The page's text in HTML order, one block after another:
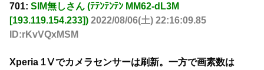
701: SIM無しさん (ﾃﾃﾝﾃﾝﾃﾝ MM62-dL3M
[193.119.154.233]) 2022/08/06(土) 22:16:09.85
ID:rKvVQxMSM
Xperia 1Ⅴでカメラセンサーは刷新。一方で画素数は